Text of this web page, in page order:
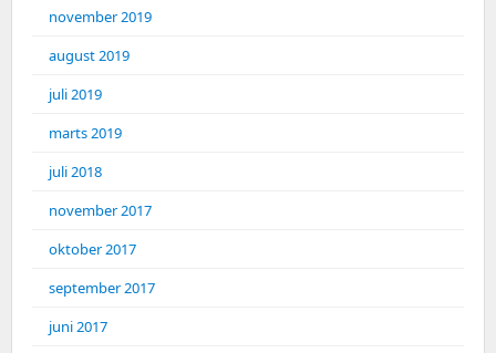
november 2019
august 2019
juli 2019
marts 2019
juli 2018
november 2017
oktober 2017
september 2017
juni 2017